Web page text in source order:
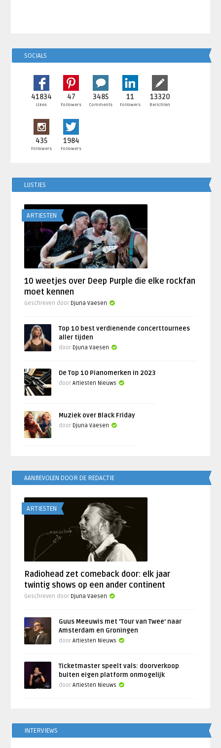
SOCIALS
41834
Likes
47
Followers
3485
Comments
11
Followers
13320
Berichten
435
Followers
1984
Followers
LIJSTJES
ARTIESTEN
10 weetjes over Deep Purple die elke rockfan
moet kennen
Geschreven door Djuna Vaesen
Top 10 best verdienende concerttournees
aller tijden
door Djuna Vaesen
De Top 10 Pianomerken in 2023
doorArtiesten Nieuws
Muziek over Black Friday
door Djuna Vaesen
AANBEVOLEN DOOR DE REDACTIE
ARTIESTEN
Radiohead zet comeback door: elk jaar
twintig shows op een ander continent
Geschreven door Djuna Vaesen
Guus Meeuwis met ‘Tour van Twee’ naar
Amsterdam en Groningen
doorArtiesten Nieuws
Ticketmaster speelt vals: doorverkoop
buiten eigen platform onmogelijk
doorArtiesten Nieuws
INTERVIEWS